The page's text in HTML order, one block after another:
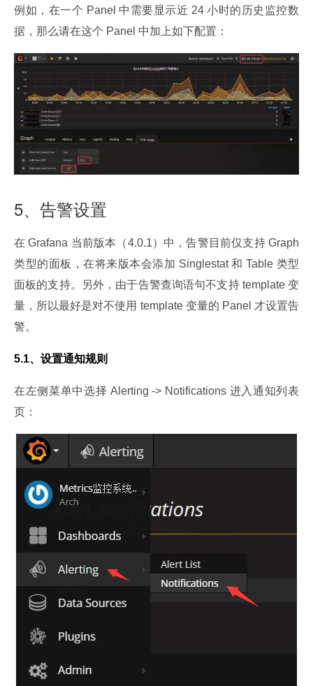
例如，在一个 Panel 中需要显示近 24 小时的历史监控数
据，那么请在这个 Panel 中加上如下配置：
5、告警设置
在 Grafana 当前版本（4.0.1）中，告警目前仅支持 Graph
类型的面板，在将来版本会添加 Singlestat 和 Table 类型
面板的支持。另外，由于告警查询语句不支持 template 变
量，所以最好是对不使用 template 变量的 Panel 才设置告
警。
5.1、设置通知规则
在左侧菜单中选择 Alerting -> Notifications 进入通知列表
页：